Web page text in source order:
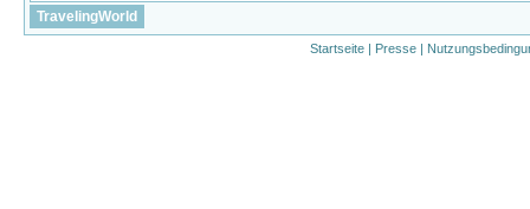
TravelingWorld
Startseite | Presse |